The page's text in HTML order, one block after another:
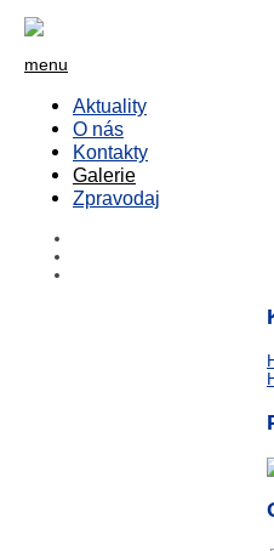
menu
Aktuality
O nás
Kontakty
Galerie
Zpravodaj